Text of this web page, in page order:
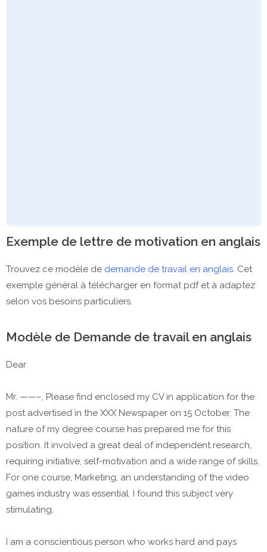
Exemple de lettre de motivation en anglais
Trouvez ce modèle de demande de travail en anglais. Cet
exemple général à télécharger en format pdf et à adaptez
selon vos besoins particuliers.
Modèle de Demande de travail en anglais
Dear
Mr. ——–, Please find enclosed my CV in application for the
post advertised in the XXX Newspaper on 15 October. The
nature of my degree course has prepared me for this
position. It involved a great deal of independent research,
requiring initiative, self-motivation and a wide range of skills.
For one course, Marketing, an understanding of the video
games industry was essential. I found this subject very
stimulating.
I am a conscientious person who works hard and pays